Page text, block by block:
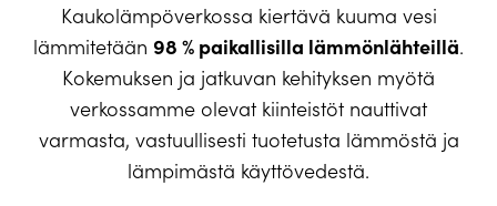
Kaukolämpöverkossa kiertävä kuuma vesi
lämmitetään 98 % paikallisilla lämmönlähteillä.
Kokemuksen ja jatkuvan kehityksen myötä
verkossamme olevat kiinteistöt nauttivat
varmasta, vastuullisesti tuotetusta lämmöstä ja
lämpimästä käyttövedestä.